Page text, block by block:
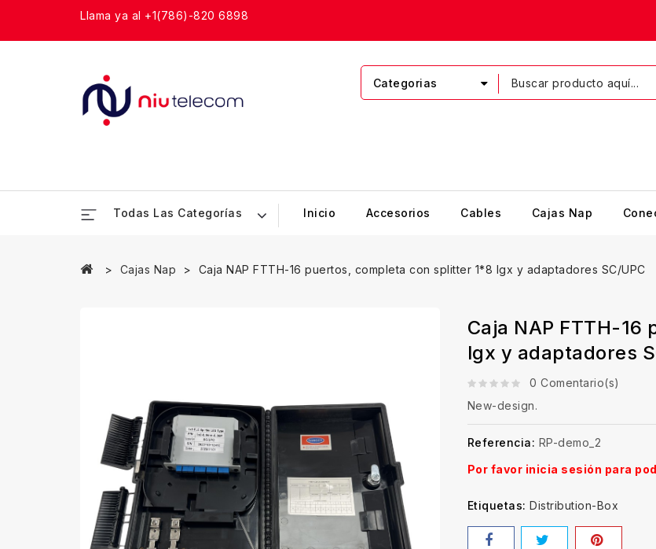
Llama ya al +1(786)-820 6898
Categorias
Todas Las Categorías Inicio Accesorios Cables Cajas Nap
Cajas Nap Caja NAP FTTH-16 puertos, completa con splitter 1*8 lgx y adaptadores SC/UPC
Caja NAP FTTH-
lgx y adaptadores
0 Comentario(s)
New-design.
Referencia: RP-demo_2
Por favor inicia sesión para
Etiquetas: Distribution-Box